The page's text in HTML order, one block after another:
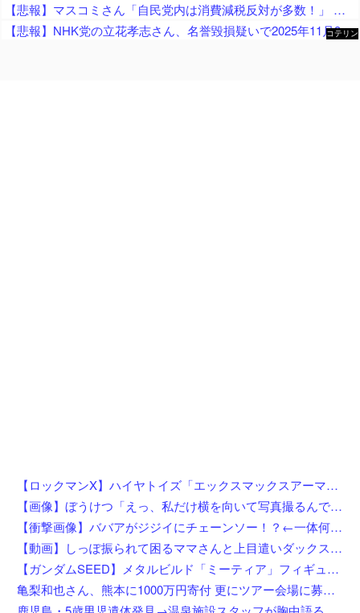
【悲報】マスコミさん「自民党内は消費減税反対が多数！」 → 自民党議員の内部暴露で嘘が完全発覚 → ｗｗｗｗｗｗｗｗｗｗｗｗｗｗ
【悲報】NHK党の立花孝志さん、名誉毀損疑いで2025年11月9日に逮捕され、この１件で8ヶ月半勾留 昨日も保釈請求を棄却
コテリン
【ロックマンX】ハイヤトイズ「エックスマックスアーマー」アクションフィギュア 試作公開【近日予約開始】
【画像】ぼうけつ「えっ、私だけ横を向いて写真撮るんですか？！」→結果w w w w w w w w
【衝撃画像】ババアがジジイにチェーンソー！？←一体何があったんやコレw w w w w w w w w
【動画】しっぽ振られて困るママさんと上目遣いダックス（ノ∇`）
【ガンダムSEED】メタルビルド「ミーティア」フィギュア【プレバン受注開始】
亀梨和也さん、熊本に1000万円寄付 更にツアー会場に募金箱設置